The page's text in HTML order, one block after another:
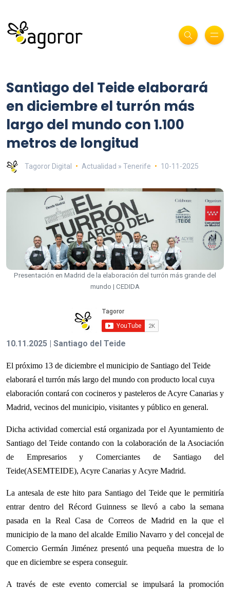
Santiago del Teide elaborará
en diciembre el turrón más
largo del mundo con 1.100
metros de longitud
Tagoror Digital Actualidad » Tenerife 10-11-2025
Presentación en Madrid de la elaboración del turrón más grande del
mundo | CEDIDA
10.11.2025 | Santiago del Teide
El próximo 13 de diciembre el municipio de Santiago del Teide
elaborará el turrón más largo del mundo con producto local cuya
elaboración contará con cocineros y pasteleros de Acyre Canarias y
Madrid, vecinos del municipio, visitantes y público en general.
Dicha actividad comercial está organizada por el Ayuntamiento de
Santiago del Teide contando con la colaboración de la Asociación
de Empresarios y Comerciantes de Santiago del
Teide(ASEMTEIDE), Acyre Canarias y Acyre Madrid.
La antesala de este hito para Santiago del Teide que le permitiría
entrar dentro del Récord Guinness se llevó a cabo la semana
pasada en la Real Casa de Correos de Madrid en la que el
municipio de la mano del alcalde Emilio Navarro y del concejal de
Comercio Germán Jiménez presentó una pequeña muestra de lo
que en diciembre se espera conseguir.
A través de este evento comercial se impulsará la promoción